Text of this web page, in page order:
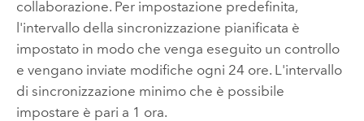
collaborazione. Per impostazione predefinita,
l'intervallo della sincronizzazione pianificata è
impostato in modo che venga eseguito un controllo
e vengano inviate modifiche ogni 24 ore. L'intervallo
di sincronizzazione minimo che è possibile
impostare è pari a 1 ora.